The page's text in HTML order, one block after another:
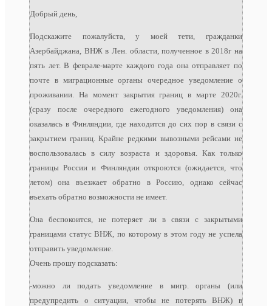
Добрый день,
Подскажите пожалуйста, у моей тети, гражданки
Азербайджана, ВНЖ в Лен. области, полученное в 2018г на
пять лет. В феврале-марте каждого года она отправляет по
почте в миграционные органы очередное уведомление о
проживании. На момент закрытия границ в марте 2020г.
(сразу после очередного ежегодного уведомления) она
оказалась в Финляндии, где находится до сих пор в связи с
закрытием границ. Крайне редкими вывозными рейсами не
воспользовалась в силу возраста и здоровья. Как только
границы России и Финляндии откроются (ожидается, что
летом) она въезжает обратно в Россию, однако сейчас
въехать обратно возможности не имеет.
Она беспокоится, не потеряет ли в связи с закрытыми
границами статус ВНЖ, по которому в этом году не успела
отправить уведомление.
Очень прошу подсказать:
-можно ли подать уведомление в мигр. органы (или
предупредить о ситуации, чтобы не потерять ВНЖ) в